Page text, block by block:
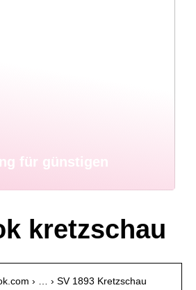
für günstigen
kretzschau
› … › SV 1893 Kretzschau